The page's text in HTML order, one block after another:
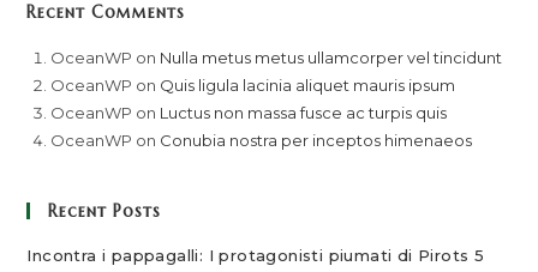
Recent Comments
OceanWP on Nulla metus metus ullamcorper vel tincidunt
OceanWP on Quis ligula lacinia aliquet mauris ipsum
OceanWP on Luctus non massa fusce ac turpis quis
OceanWP on Conubia nostra per inceptos himenaeos
Recent Posts
Incontra i pappagalli: I protagonisti piumati di Pirots 5